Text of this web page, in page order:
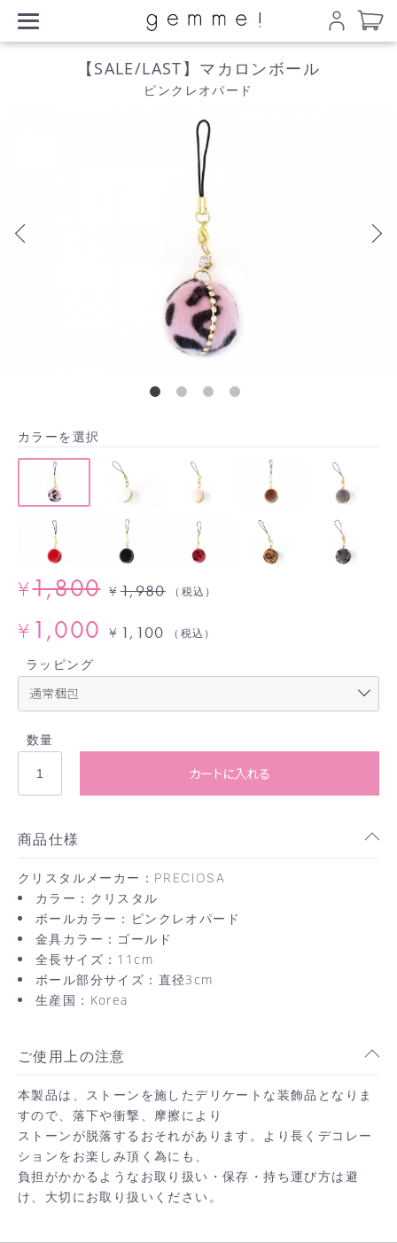
【SALE/LAST】マカロンボール
ピンクレオパード
カラーを選択
¥1,800
¥ 1,000
¥ 1,980 （税込）
¥ 1,100 （税込）
ラッピング
数量
カートに入れる
商品仕様
クリスタルメーカー：PRECIOSA
カラー：クリスタル
ボールカラー：ピンクレオパード
金具カラー：ゴールド
全長サイズ：11cm
ボール部分サイズ：直径3cm
生産国：Korea
ご使用上の注意
本製品は、ストーンを施したデリケートな装飾品となりま
すので、落下や衝撃、摩擦により
ストーンが脱落するおそれがあります。より長くデコレー
ションをお楽しみ頂く為にも、
負担がかかるようなお取り扱い・保存・持ち運び方は避
け、大切にお取り扱いください。